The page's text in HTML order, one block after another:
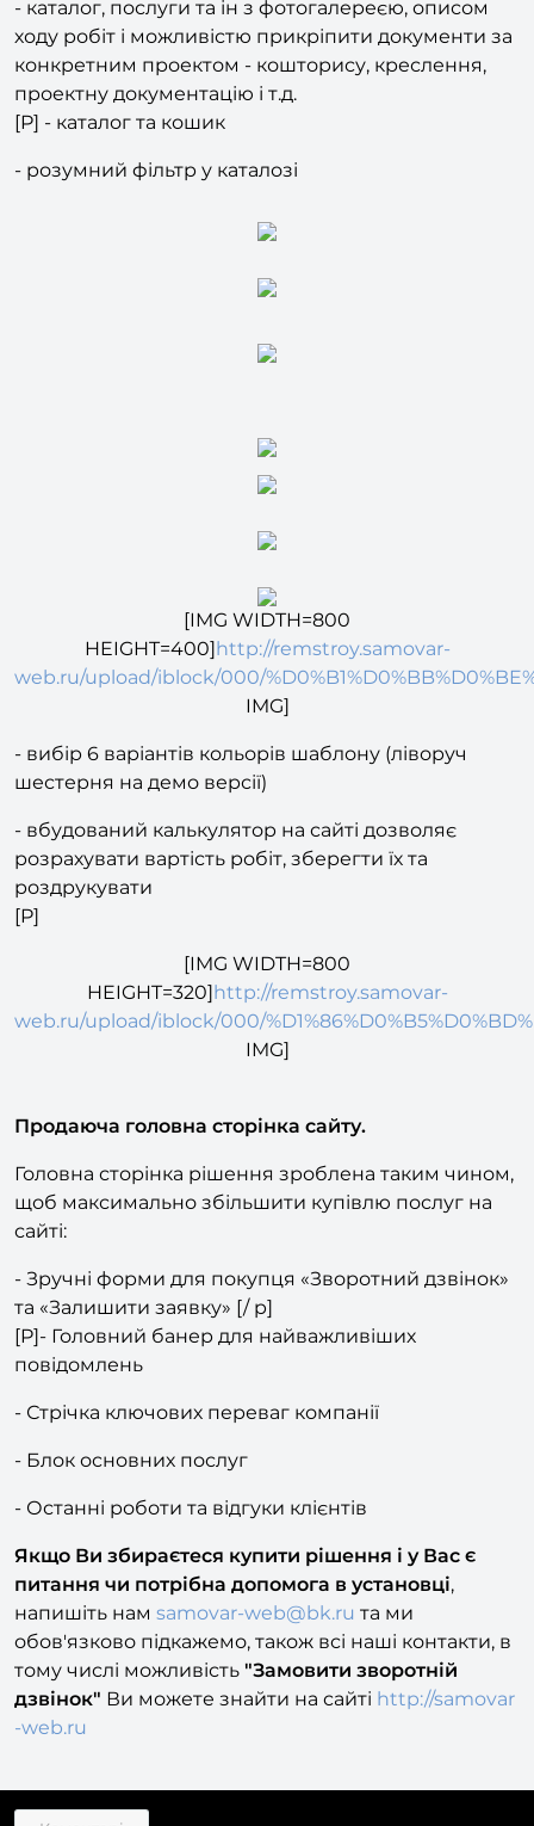
- каталог, послуги та ін з фотогалереєю, описом
ходу робіт і можливістю прикріпити документи за
конкретним проектом - кошторису, креслення,
проектну документацію і т.д.
[P] - каталог та кошик
[IMG WIDTH=800
HEIGHT=400]http://remstroy.samovar-
web.ru/upload/iblock/000/
IMG]
- вибір 6 варіантів кольорів шаблону (ліворуч
шестерня на демо версії)
- вбудований калькулятор на сайті дозволяє
розрахувати вартість робіт, зберегти їх та
роздрукувати
[IMG WIDTH=800
HEIGHT=320]http://remstroy.samovar-
web.ru/upload/iblock/000/
Продаюча головна сторінка сайту.
Головна сторінка рішення зроблена таким чином,
щоб максимально збільшити купівлю послуг на
сайті:
- Зручні форми для покупця «Зворотний дзвінок»
та «Залишити заявку» [/ p]
[P]- Головний банер для найважливіших
повідомлень
- Стрічка ключових переваг компанії
- Блок основних послуг
- Останні роботи та відгуки клієнтів
Якщо Ви збираєтеся купити рішення і у Вас є
питання чи потрібна допомога в установці
напишіть намsamovar-web@bk.ruта ми
обов'язково підкажемо, також всі наші контакти, в
тому числі можливість"Замовити зворотній
дзвінок"